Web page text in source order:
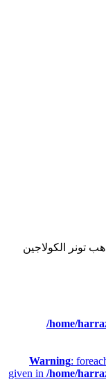
تونر الكولاجين
/home/
Warning:
given in /home/